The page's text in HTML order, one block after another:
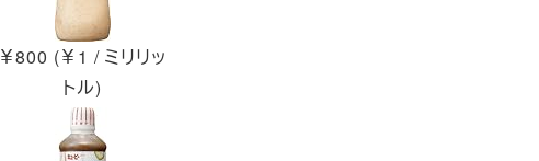
￥800 (￥1 / ミリリッ
トル)